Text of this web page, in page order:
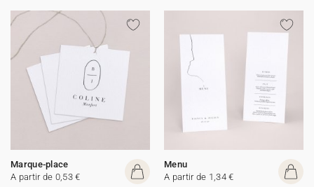
Marque-place
A partir de 0,53 €
Menu
A partir de 1,34 €